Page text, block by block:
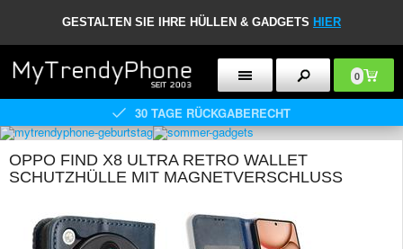
GESTALTEN SIE IHRE HÜLLEN & GADGETS HIER
0
30 TAGE RÜCKGABERECHT
OPPO FIND X8 ULTRA RETRO WALLET
SCHUTZHÜLLE MIT MAGNETVERSCHLUSS